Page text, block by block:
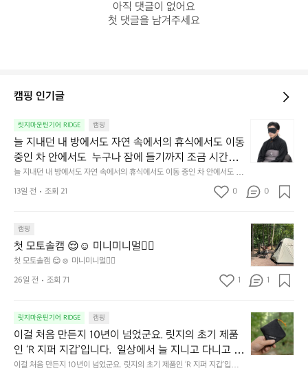
아직 댓글이 없어요
첫 댓글을 남겨주세요
캠핑 인기글
릿지마운틴기어 RIDGE 캠핑
늘 지내던 내 방에서도 자연 속에서의 휴식에서도 이동
중인 차 안에서도  누구나 잠에 들기까지 조금 시간이
걸리는 순간이 있습니다.  그럴 때는 차분하게 눈을 가
려보세요. 마치 암막 커튼을 조용히 내리듯이.  Polarte
c® Wind Pro™의 온기가 눈가를 포근히 감싸줍니다.
줍니다.  이 슬립 웜을 쓰는 것만으로 그곳은 나만의 밤
이 됩니다.  안녕히 주무세요.
늘 지내던 내 방에서도 자연 속에서의 휴식에서도 이동 중인 차 안에서도  누
구나 잠에 들기까지 조금 시간이 걸리는 순간이 있습니다.  그럴 때는 차분하
게 눈을 가려보세요. 마치 암막 커튼을 조용히 내리듯이.  Polartec® Wind
밤이 됩니다.  안녕히 주무세요.
내
던
방
도
자
연
속
에
의
휴
식
에
13일 전 조회 21 0 0
캠핑
첫 모토솔캠 😌☺️ 미니미니멀👌🏼
첫 모토솔캠 😌☺️ 미니미니멀👌🏼
첫
모
토
솔
캠
☺️
미
니
미
26일 전 조회 71 1 1
릿지마운틴기어 RIDGE 캠핑
이걸 처음 만든지 10년이 넘었군요. 릿지의 초기 제품
인 ‘R 지퍼 지갑’입니다.  일상에서 늘 지니고 다니고 싶
어지는 물건에는 크기, 무게, 형태, 색감 사이의 아주 미
이걸 처음 만든지 10년이 넘었군요. 릿지의 초기 제품인 ‘R 지퍼 지갑’입니
이
걸
처
음